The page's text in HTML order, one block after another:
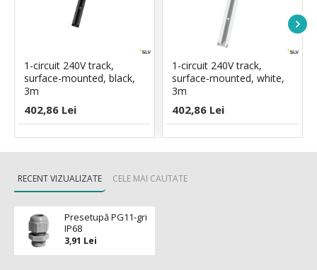
1-circuit 240V track,
surface-mounted, black,
3m
402,86 Lei
1-circuit 240V track,
surface-mounted, white,
3m
402,86 Lei
RECENT VIZUALIZATE CELE MAI CAUTATE
Presetupă PG11-gri
IP68
3,91 Lei